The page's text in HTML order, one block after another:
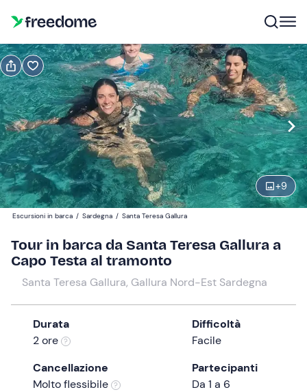
+9
Prenota Regala
Navigate
forward
to
interact
with
the
and
select
date.
Press
question
Modifica
18:30 Modifica
Adulti e ragazzi
105 €
1
Bambini
60 €
0
Escursioni in barca / Sardegna / Santa Teresa Gallura
Tour in barca da Santa Teresa Gallura a
Capo Testa al tramonto
Santa Teresa Gallura, Gallura Nord-Est Sardegna
Durata
2 ore
Difficoltà
Facile
Cancellazione
Molto flessibile
Partecipanti
Da 1 a 6